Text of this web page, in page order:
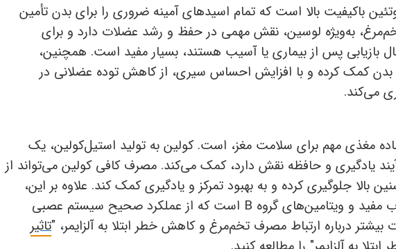
باکیفیت بالا است که تمام اسیدهای آمینه ضروری را برای بدن تأمین
به‌ویژه لوسین، نقش مهمی در حفظ و رشد عضلات دارد و برای
بازیابی پس از بیماری یا آسیب هستند، بسیار مفید است. همچنین،
بدن کمک کرده و با افزایش احساس سیری، از کاهش توده عضلانی در
می‌کند.
مغذی مهم برای سلامت مغز، است. کولین به تولید استیل‌کولین، یک
یادگیری و حافظه نقش دارد، کمک می‌کند. مصرف کافی کولین می‌تواند از
جلوگیری کرده و به بهبود تمرکز و یادگیری کمک کند. علاوه بر این،
و ویتامین‌های گروه B است که از عملکرد صحیح سیستم عصبی
درباره ارتباط مصرف تخم‌مرغ و کاهش خطر ابتلا به آلزایمر، "تاثیر